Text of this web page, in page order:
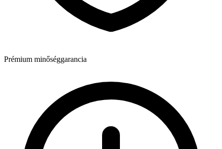
Prémium minőséggarancia